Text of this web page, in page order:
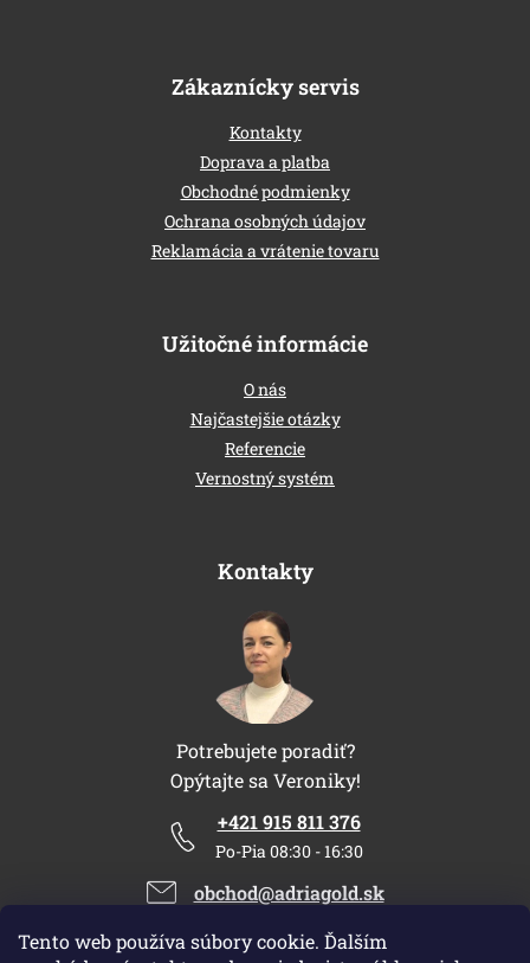
Tento web používa súbory cookie. Ďalším
Zákaznícky servis
Kontakty
Doprava a platba
Obchodné podmienky
Ochrana osobných údajov
Reklamácia a vrátenie tovaru
Užitočné informácie
O nás
Najčastejšie otázky
Referencie
Vernostný systém
Kontakty
Potrebujete poradiť?
Opýtajte sa Veroniky!
+421 915 811 376
Po-Pia 08:30 - 16:30
obchod@adriagold.sk